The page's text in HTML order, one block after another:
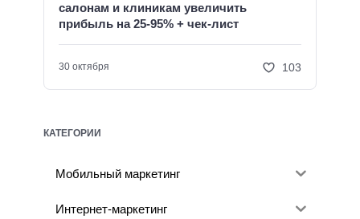
салонам и клиникам увеличить
прибыль на 25-95% + чек-лист
30 октября 103
КАТЕГОРИИ
Мобильный маркетинг
Интернет-маркетинг